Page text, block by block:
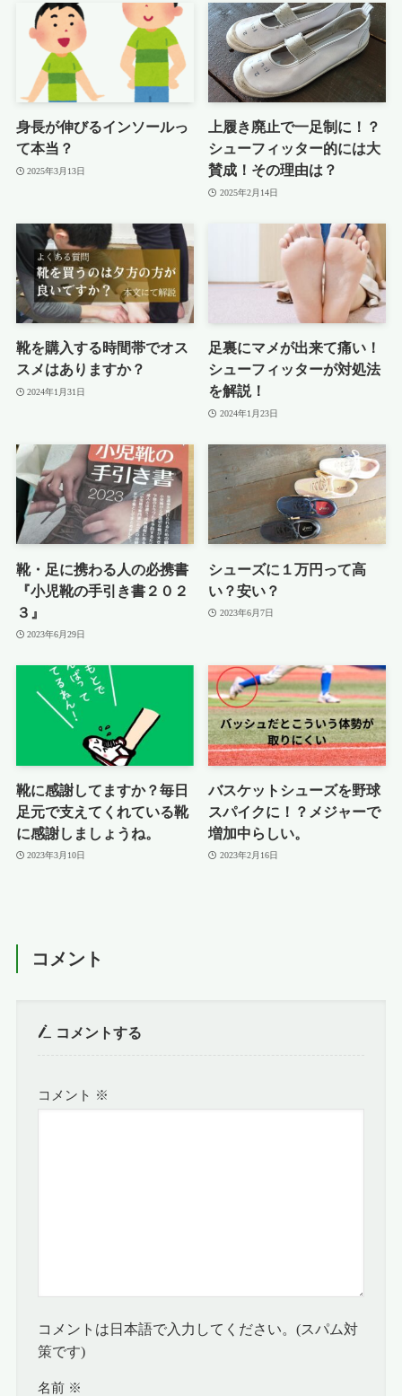
身長が伸びるインソールっ
て本当？
2025年3月13日
上履き廃止で一足制に！？
シューフィッター的には大
賛成！その理由は？
2025年2月14日
靴を購入する時間帯でオス
スメはありますか？
2024年1月31日
足裏にマメが出来て痛い！
シューフィッターが対処法
を解説！
2024年1月23日
靴・足に携わる人の必携書
『小児靴の手引き書２０２
３』
2023年6月29日
シューズに１万円って高
い？安い？
2023年6月7日
靴に感謝してますか？毎日
足元で支えてくれている靴
に感謝しましょうね。
2023年3月10日
バスケットシューズを野球
スパイクに！？メジャーで
増加中らしい。
2023年2月16日
コメント
コメントする
コメント ※
コメントは日本語で入力してください。(スパム対
策です)
名前 ※